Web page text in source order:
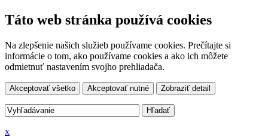
Táto web stránka používá cookies
Na zlepšenie našich služieb používame cookies. Prečítajte si
informácie o tom, ako používame cookies a ako ich môžete
odmietnuť nastavením svojho prehliadača.
Akceptovať všetko Akceptovať nutné Zobraziť detail
x